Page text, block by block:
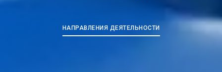
НАПРАВЛЕНИЯ ДЕЯТЕЛЬНОСТИ